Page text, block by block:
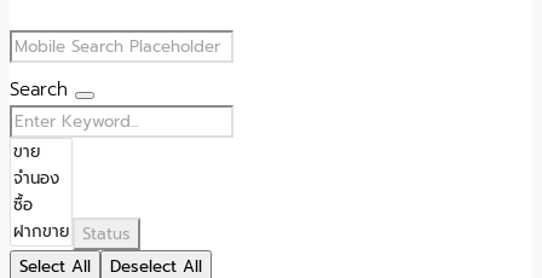
Search
Status
Select All
Deselect All